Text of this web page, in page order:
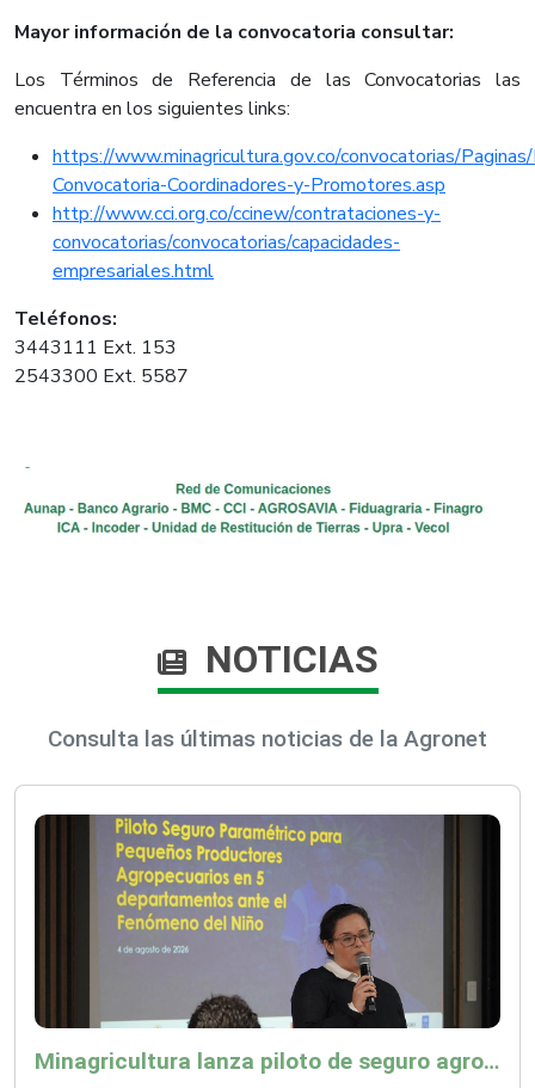
Mayor información de la convocatoria consultar:
Los Términos de Referencia de las Convocatorias las
encuentra en los siguientes links:
https://www.minagricultura.gov.co/convocatorias/
Convocatoria-Coordinadores-y-Promotores.asp
http://www.cci.org.co/ccinew/contrataciones-y-
convocatorias/convocatorias/capacidades-
empresariales.html
Teléfonos:
3443111 Ext. 153
2543300 Ext. 5587
NOTICIAS
Consulta las últimas noticias de la Agronet
Minagricultura lanza piloto de seguro agropecuario por $9.625 millones para proteger a más de 14.000 pequeños productores contra riesgos del Fenómeno de El Niño